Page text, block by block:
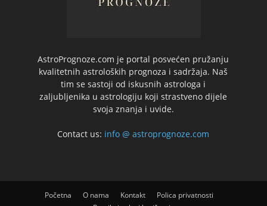
AstroPrognoze.com je portal posvećen pružanju
kvalitetnih astroloških prognoza i sadržaja. Naš
tim se sastoji od iskusnih astrologa i
zaljubljenika u astrologiju koji strastveno dijele
svoja znanja i uvide.
Contact us: info @ astroprognoze.com
Početna O nama Kontakt
Polica privatnosti